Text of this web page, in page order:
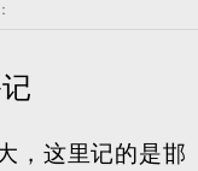
，这里记的是邯